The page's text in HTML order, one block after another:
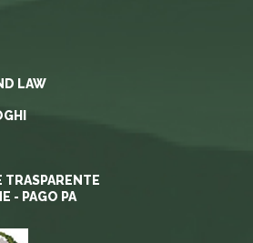
LAW
- PAGO PA